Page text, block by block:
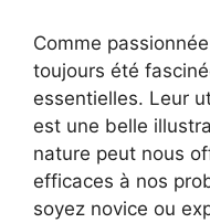
Comme passionnée
toujours été
essentielles. Leur
est une belle
nature peut nous
efficaces à nos
soyez novice ou